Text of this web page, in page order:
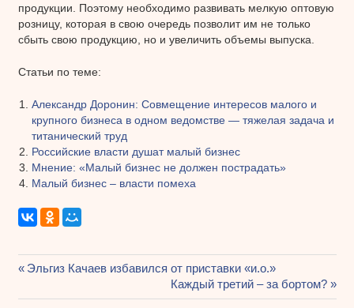
продукции. Поэтому необходимо развивать мелкую оптовую
розницу, которая в свою очередь позволит им не только
сбыть свою продукцию, но и увеличить объемы выпуска.
Статьи по теме:
Александр Доронин: Совмещение интересов малого и
крупного бизнеса в одном ведомстве — тяжелая задача и
титанический труд
Российские власти душат малый бизнес
Мнение: «Малый бизнес не должен пострадать»
Малый бизнес – власти помеха
Предыдущая
Эльгиз Качаев избавился от приставки «и.о.»
Следующая
запись:
Каждый третий – за бортом?